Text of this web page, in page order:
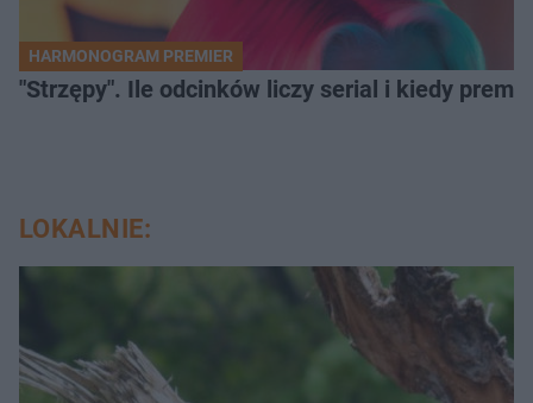
HARMONOGRAM PREMIER
"Strzępy". Ile odcinków liczy serial i kiedy
LOKALNIE: